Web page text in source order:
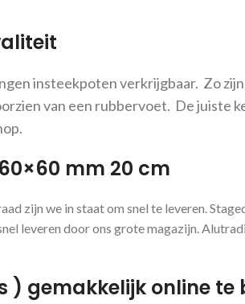
insteekpoten verkrijgbaar. Zo
van een rubbervoet. De juiste
mm 20 cm
zijn we in staat om snel te leveren.
leveren door ons grote magazijn.
) gemakkelijk online te